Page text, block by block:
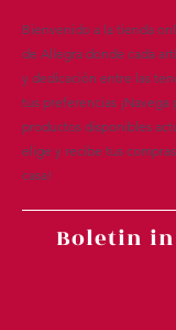
Bienvenido a la tienda
de Allegra donde cada
y dedicación entre las
tus preferencias
productos disponibles
elige y recibe tus
casa!
Boletin